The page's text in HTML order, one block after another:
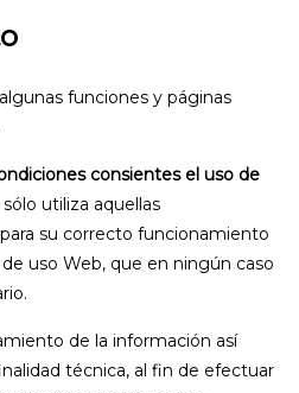
funciones y páginas
consientes el uso de
utiliza aquellas
su correcto funcionamiento
uso Web, que en ningún caso
de la información así
técnica, al fin de efectuar